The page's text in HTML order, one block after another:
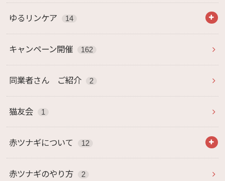
ゆるリンケア 14
キャンペーン開催 162
同業者さん ご紹介 2
猫友会 1
赤ツナギについて 12
赤ツナギのやり方 2